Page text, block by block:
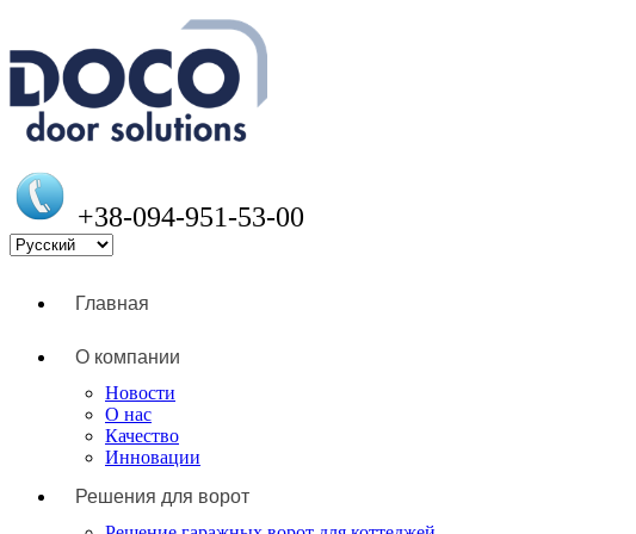
+38-094-951-53-00
Главная
О компании
Новости
О нас
Качество
Инновации
Решения для ворот